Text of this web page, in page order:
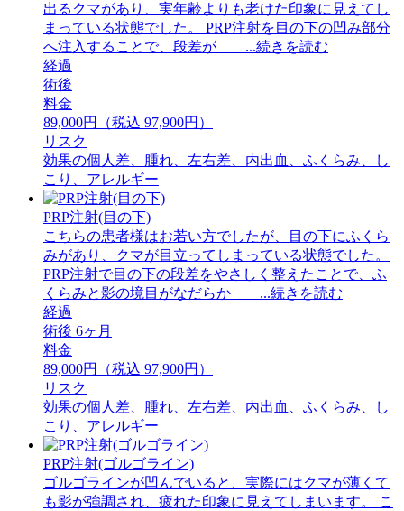
出るクマがあり、実年齢よりも老けた印象に見えてし
まっている状態でした。 PRP注射を目の下の凹み部分
へ注入することで、段差が ...続きを読む
経過
術後
料金
89,000円（税込 97,900円）
リスク
効果の個人差、腫れ、左右差、内出血、ふくらみ、し
こり、アレルギー
PRP注射(目の下)
こちらの患者様はお若い方でしたが、目の下にふくら
みがあり、クマが目立ってしまっている状態でした。
PRP注射で目の下の段差をやさしく整えたことで、ふ
くらみと影の境目がなだらか ...続きを読む
経過
術後 6ヶ月
料金
89,000円（税込 97,900円）
リスク
効果の個人差、腫れ、左右差、内出血、ふくらみ、し
こり、アレルギー
PRP注射(ゴルゴライン)
ゴルゴラインが凹んでいると、実際にはクマが薄くて
も影が強調され、疲れた印象に見えてしまいます。 ⁡こ